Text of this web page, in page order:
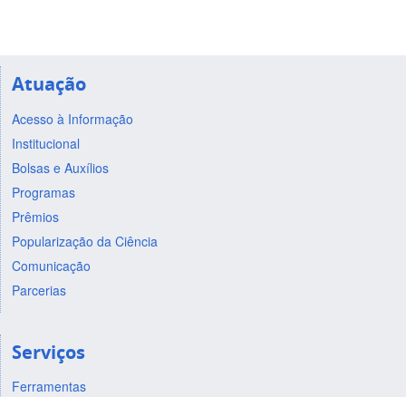
Atuação
Acesso à Informação
Institucional
Bolsas e Auxílios
Programas
Prêmios
Popularização da Ciência
Comunicação
Parcerias
Serviços
Ferramentas